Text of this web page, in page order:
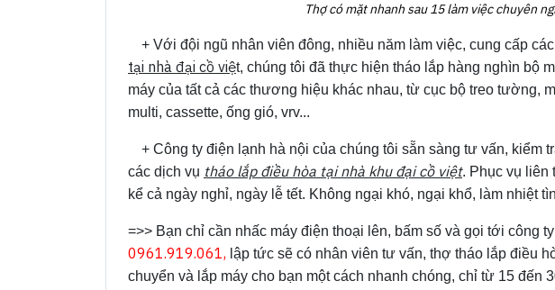
Thợ có mặt nhanh sau 15 làm việc chuyên
+ Với đội ngũ nhân viên đông, nhiều năm làm việc, cung cấp
tại nhà đại cồ việt, chúng tôi đã thực hiện tháo lắp hàng nghìn bộ
máy của tất cả các thương hiệu khác nhau, từ cục bộ treo tường,
multi, cassette, ống gió, vrv...
+ Công ty điện lạnh hà nội của chúng tôi sẵn sàng tư vấn, kiểm
các dịch vụ tháo lắp điều hòa tại nhà khu đại cồ việt. Phục vụ liên
kể cả ngày nghỉ, ngày lễ tết. Không ngại khó, ngại khổ, làm nhiệt
=>> Bạn chỉ cần nhấc máy điện thoại lên, bấm số và gọi tới công
0961.919.061, lập tức sẽ có nhân viên tư vấn, thợ tháo lắp điều
chuyển và lắp máy cho bạn một cách nhanh chóng, chỉ từ 15 đến